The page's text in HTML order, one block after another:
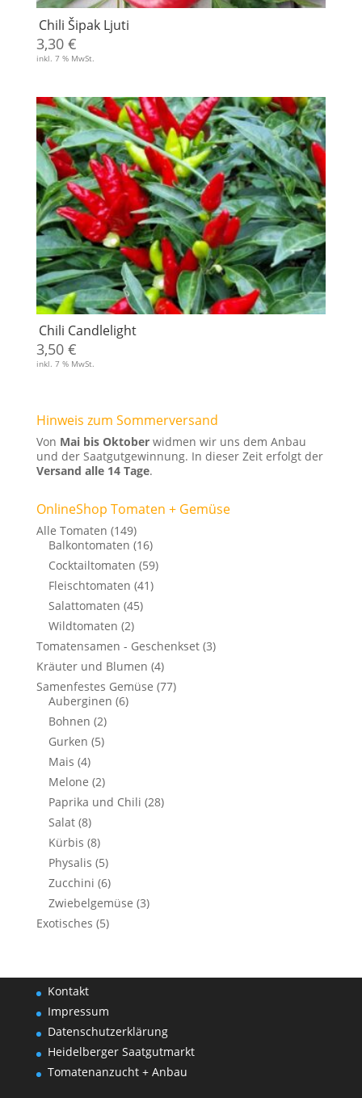
Chili Šipak Ljuti
3,30 €
inkl. 7 % MwSt.
Chili Candlelight
3,50 €
inkl. 7 % MwSt.
Hinweis zum Sommerversand
Von Mai bis Oktoberwidmen wir uns dem Anbau
und der Saatgutgewinnung. In dieser Zeit erfolgt der
Versand alle 14 Tage.
OnlineShop Tomaten + Gemüse
Alle Tomaten (149)
Balkontomaten (16)
Cocktailtomaten (59)
Fleischtomaten (41)
Salattomaten (45)
Wildtomaten (2)
Tomatensamen - Geschenkset (3)
Kräuter und Blumen (4)
Samenfestes Gemüse (77)
Auberginen (6)
Bohnen (2)
Gurken (5)
Mais (4)
Melone (2)
Paprika und Chili (28)
Salat (8)
Kürbis (8)
Physalis (5)
Zucchini (6)
Zwiebelgemüse (3)
Exotisches (5)
Kontakt
Impressum
Datenschutzerklärung
Heidelberger Saatgutmarkt
Tomatenanzucht + Anbau